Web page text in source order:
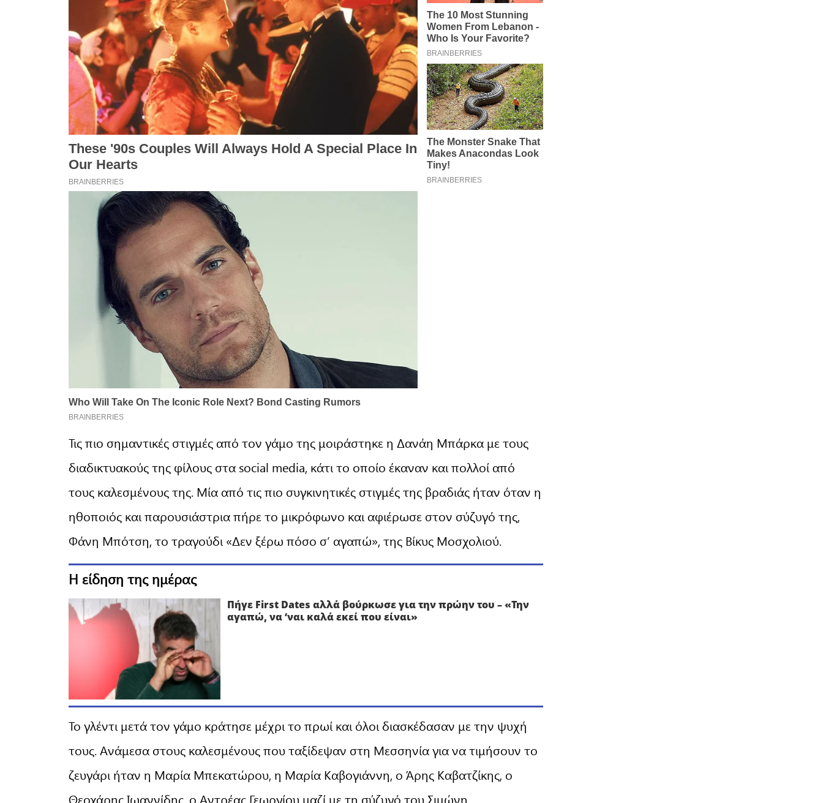
Τις πιο σημαντικές στιγμές από τον γάμο της μοιράστηκε η Δανάη Μπάρκα με τους
διαδικτυακούς της φίλους στα social media, κάτι το οποίο έκαναν και πολλοί από
τους καλεσμένους της. Μία από τις πιο συγκινητικές στιγμές της βραδιάς ήταν όταν η
ηθοποιός και παρουσιάστρια πήρε το μικρόφωνο και αφιέρωσε στον σύζυγό της,
Φάνη Μπότση, το τραγούδι «Δεν ξέρω πόσο σ’ αγαπώ», της Βίκυς Μοσχολιού.
Η είδηση της ημέρας
Πήγε First Dates αλλά βούρκωσε για την πρώην του – «Την
αγαπώ, να ‘ναι καλά εκεί που είναι»
Το γλέντι μετά τον γάμο κράτησε μέχρι το πρωί και όλοι διασκέδασαν με την ψυχή
τους. Ανάμεσα στους καλεσμένους που ταξίδεψαν στη Μεσσηνία για να τιμήσουν το
ζευγάρι ήταν η Μαρία Μπεκατώρου, η Μαρία Καβογιάννη, ο Άρης Καβατζίκης, ο
Θεοχάρης Ιωαννίδης, ο Αντρέας Γεωργίου μαζί με τη σύζυγό του Σιμώνη